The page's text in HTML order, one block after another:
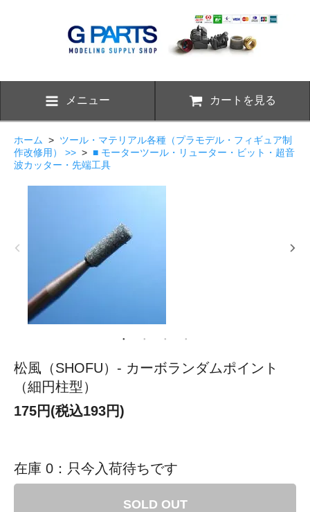
メニュー カートを見る
ホーム > ツール・マテリアル各種（プラモデル・フィギュア制
作改修用） >> > ■ モーターツール・リューター・ビット・超音
波カッター・先端工具
松風（SHOFU）- カーボランダムポイント
（細円柱型）
175円(税込193円)
在庫 0：只今入荷待ちです
SOLD OUT